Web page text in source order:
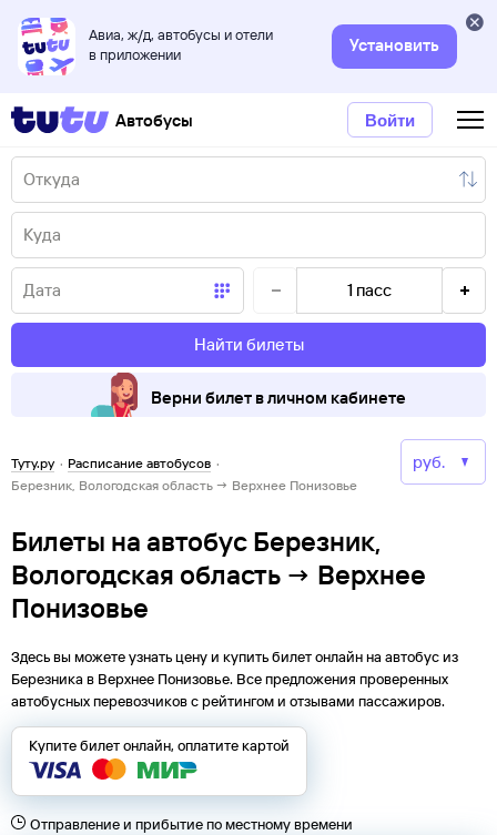
Авиа, ж/д, автобусы и отели
в приложении
Установить
Автобусы Войти
1 пасс
Найти билеты
Верни билет в личном кабинете
Туту.ру · Расписание автобусов ·
Березник, Вологодская область → Верхнее Понизовье
Билеты на автобус Березник,
Вологодская область → Верхнее
Понизовье
Здесь вы можете узнать цену и купить билет онлайн на автобус из
Березникав Верхнее Понизовье. Все предложения проверенных
автобусных перевозчиков с рейтингом и отзывами пассажиров.
Купите билет онлайн, оплатите картой
Отправление и прибытие по местному времени